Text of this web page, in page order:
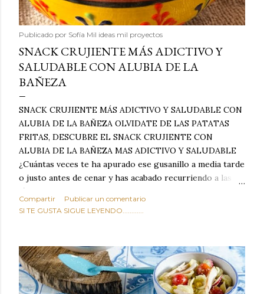
Publicado por Sofía Mil ideas mil proyectos
SNACK CRUJIENTE MÁS ADICTIVO Y
SALUDABLE CON ALUBIA DE LA
BAÑEZA
SNACK CRUJIENTE MÁS ADICTIVO Y SALUDABLE CON
ALUBIA DE LA BAÑEZA OLVIDATE DE LAS PATATAS
FRITAS, DESCUBRE EL SNACK CRUJIENTE CON
ALUBIA DE LA BAÑEZA MAS ADICTIVO Y SALUDABLE
¿Cuántas veces te ha apurado ese gusanillo a media tarde
o justo antes de cenar y has acabado recurriendo a las
típicas patatas de bolsa, frutos secos fritos o snacks
ultraprocesados llenos de grasas saturadas y sodio?
sabroso, con ese toque tostado y crujiente que tanto nos
satisface. Estas alubias crujientes al horno van a cambiar
por completo tu forma de ver las legumbres. Olvídate de
asociar las alubias únicamente a los guisos tradicionales y
Compartir
Publicar un comentario
SI TE GUSTA SIGUE LEYENDO............